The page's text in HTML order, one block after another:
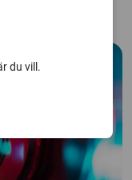
du vill.